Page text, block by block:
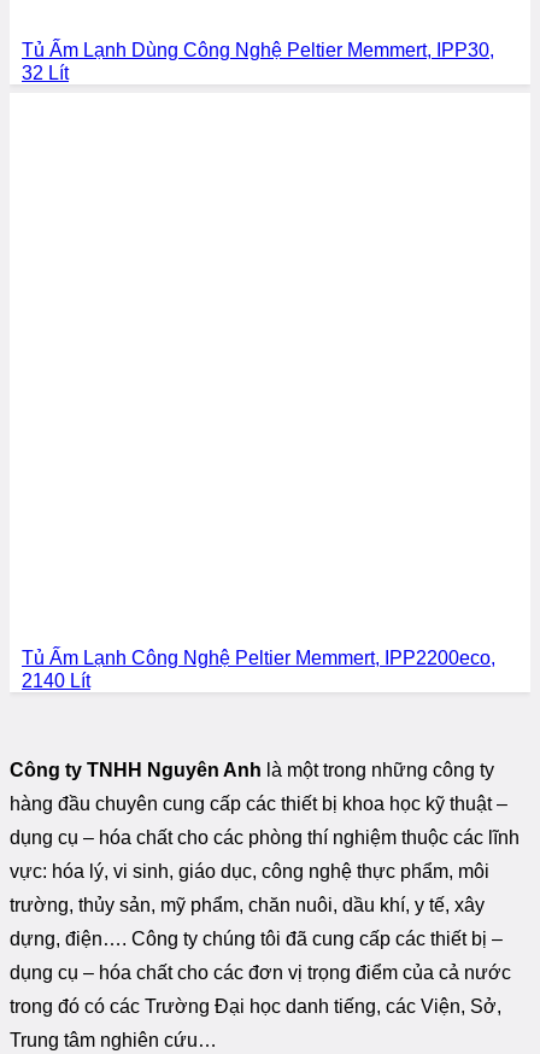
Tủ Ấm Lạnh Dùng Công Nghệ Peltier Memmert, IPP30,
32 Lít
Tủ Ấm Lạnh Công Nghệ Peltier Memmert, IPP2200eco,
2140 Lít
Công ty TNHH Nguyên Anh là một trong những công ty
hàng đầu chuyên cung cấp các thiết bị khoa học kỹ thuật –
dụng cụ – hóa chất cho các phòng thí nghiệm thuộc các lĩnh
vực: hóa lý, vi sinh, giáo dục, công nghệ thực phẩm, môi
trường, thủy sản, mỹ phẩm, chăn nuôi, dầu khí, y tế, xây
dựng, điện…. Công ty chúng tôi đã cung cấp các thiết bị –
dụng cụ – hóa chất cho các đơn vị trọng điểm của cả nước
trong đó có các Trường Đại học danh tiếng, các Viện, Sở,
Trung tâm nghiên cứu…